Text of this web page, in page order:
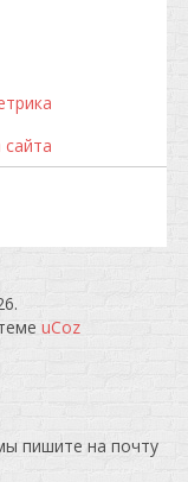
.
uCoz
пишите на почту